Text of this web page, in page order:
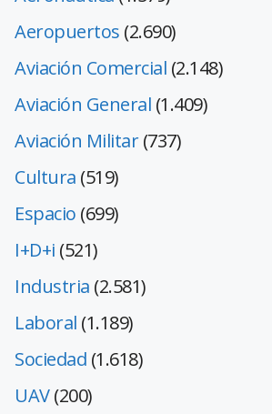
Aeropuertos (2.690)
Aviación Comercial (2.148)
Aviación General (1.409)
Aviación Militar(737)
Cultura (519)
Espacio (699)
I+D+i (521)
Industria (2.581)
Laboral (1.189)
Sociedad (1.618)
UAV(200)